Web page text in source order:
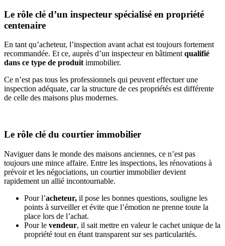
Le rôle clé d’un inspecteur spécialisé en propriété
centenaire
En tant qu’acheteur, l’inspection avant achat est toujours fortement
recommandée. Et ce, auprès d’un inspecteur en bâtiment qualifié
dans ce type de produit immobilier.
Ce n’est pas tous les professionnels qui peuvent effectuer une
inspection adéquate, car la structure de ces propriétés est différente
de celle des maisons plus modernes.
Le rôle clé du courtier immobilier
Naviguer dans le monde des maisons anciennes, ce n’est pas
toujours une mince affaire. Entre les inspections, les rénovations à
prévoir et les négociations, un courtier immobilier devient
rapidement un allié incontournable.
Pour l’acheteur, il pose les bonnes questions, souligne les
points à surveiller et évite que l’émotion ne prenne toute la
place lors de l’achat.
Pour le vendeur, il sait mettre en valeur le cachet unique de la
propriété tout en étant transparent sur ses particularités.